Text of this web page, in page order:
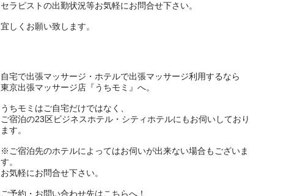
セラピストの出勤状況等お気軽にお問合せ下さい。
宜しくお願い致します。
自宅で出張マッサージ・ホテルで出張マッサージ利用するなら
東京出張マッサージ店『うちモミ』へ。
うちモミはご自宅だけではなく、
ご宿泊の23区ビジネスホテル・シティホテルにもお伺いしており
ます。
※ご宿泊先のホテルによってはお伺いが出来ない場合もございま
す。
お気軽にお問合せ下さい。
ご予約・お問い合わせ先はこちらへ！